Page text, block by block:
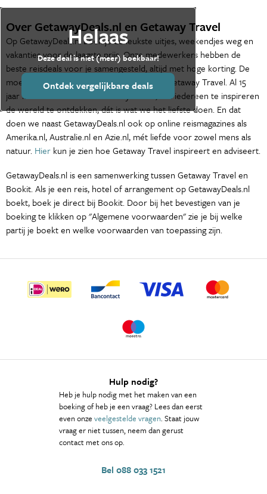
Helaas
Deze deal is niet (meer) boekbaar!
Ontdek vergelijkbare deals
Over GetawayDeals.nl en Getaway Travel
Op GetawayDeals.nl boek je de leukste uitjes, weekendjes weg en
vakanties voor de laagste prijs. Onze medewerkers hebben de
beste reisdeals voor je samengesteld, altijd met hoge korting. De
moederorganisatie van GetawayDeals.nl is Getaway Travel. Al 15
jaar is het de missie van Getaway Travel, om iedereen te inspireren
de wereld te ontdekken, dát is wat we het liefste doen. En dat
doen we naast GetawayDeals.nl ook op online reismagazines als
Amerika.nl, Australie.nl en Azie.nl, mét liefde voor zowel mens als
natuur. Hier kun je zien hoe Getaway Travel inspireert en adviseert.
GetawayDeals.nl is een samenwerking tussen Getaway Travel en
Bookit. Als je een reis, hotel of arrangement op GetawayDeals.nl
boekt, boek je direct bij Bookit. Door bij het bevestigen van je
boeking te klikken op "Algemene voorwaarden" zie je bij welke
partij je boekt en welke voorwaarden van toepassing zijn.
Hulp nodig?
Heb je hulp nodig met het maken van een
boeking of heb je een vraag? Lees dan eerst
even onze veelgestelde vragen. Staat jouw
vraag er niet tussen, neem dan gerust
contact met ons op.
Bel 088 033 1521